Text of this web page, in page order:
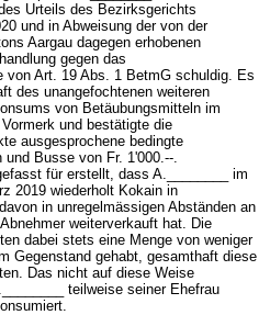
Urteils des Bezirksgerichts
und in Abweisung der von der
Aargau dagegen erhobenen
gegen das
von Art. 19 Abs. 1 BetmG schuldig. Es
des unangefochtenen weiteren
von Betäubungsmitteln im
Vormerk und bestätigte die
ausgesprochene bedingte
Busse von Fr. 1'000.--.
für erstellt, dass A.________ im
2019 wiederholt Kokain in
in unregelmässigen Abständen an
weiterverkauft hat. Die
dabei stets eine Menge von weniger
Gegenstand gehabt, gesamthaft diese
Das nicht auf diese Weise
teilweise seiner Ehefrau